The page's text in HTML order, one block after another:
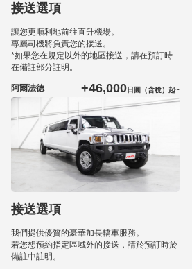
接送選項
讓您更順利地前往直升機場。
專屬司機將負責您的接送。
*如果您在規定以外的地區接送，請在預訂時
在備註部分註明。
阿爾法德 +46,000日圓（含稅）起~
接送選項
我們提供優質的豪華加長轎車服務。
若您想預約指定區域外的接送，請於預訂時於
備註中註明。